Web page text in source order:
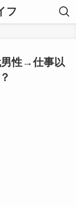
フ
男性→仕事以